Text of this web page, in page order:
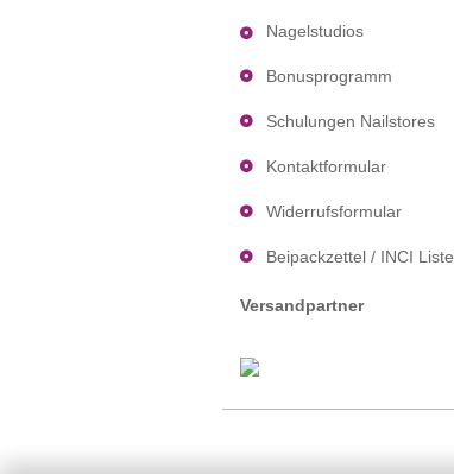
Nagelstudios
Bonusprogramm
Schulungen Nailstores
Kontaktformular
Widerrufsformular
Beipackzettel / INCI Liste
Versandpartner